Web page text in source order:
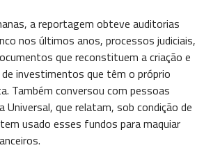
a reportagem obteve auditorias
nos últimos anos, processos judiciais,
que reconstituem a criação e
investimentos que têm o próprio
Também conversou com pessoas
Universal, que relatam, sob condição de
usado esses fundos para maquiar